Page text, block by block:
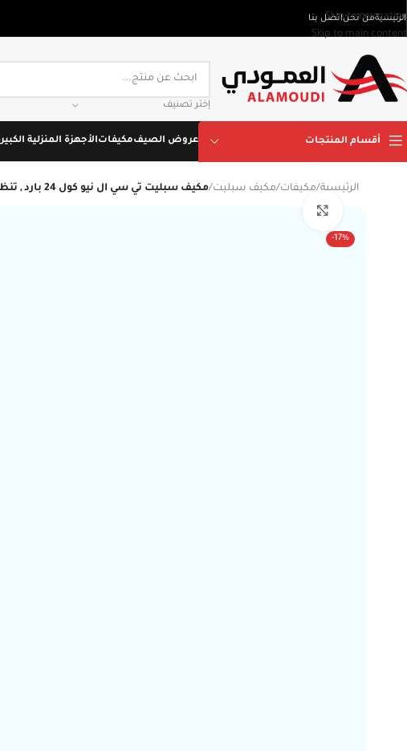
Skip to navigation
Skip to main content
الرئيسيةمن نحناتصل بنا
إختر تصنيف
أقسام المنتجات عروض الصيفمكيفاتالأجهزة المنزلية
الرئيسية/مكيفات/مكيف سبليت/مكيف سبليت تي سي ال نيو كول 24 بارد , تنظيف ذاتي , ريش ذهبية , تربو , انفرتر موفر للطاقة ,تبريد فعلي 22500 وحدة TAC-24CSU/TNI2
-17%